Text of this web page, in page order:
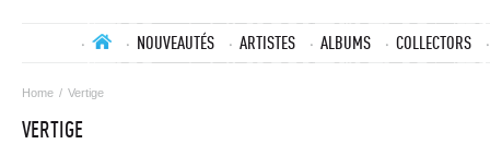
NOUVEAUTÉS ARTISTES ALBUMS COLLECTORS
Home / Vertige
VERTIGE